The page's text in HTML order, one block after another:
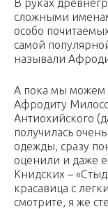
В руках
сложными
особо
самой
называли
А пока мы можем
Афродиту
Антиохийского
получилась
одежды, сразу
оценили и даже
Книдских –
красавица с
смотрите, я же